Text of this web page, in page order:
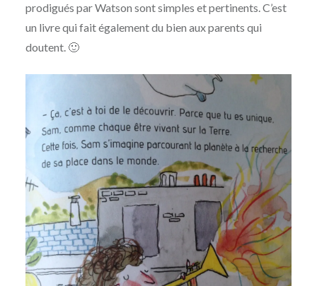
prodigués par Watson sont simples et pertinents. C’est
un livre qui fait également du bien aux parents qui
doutent. 🙂